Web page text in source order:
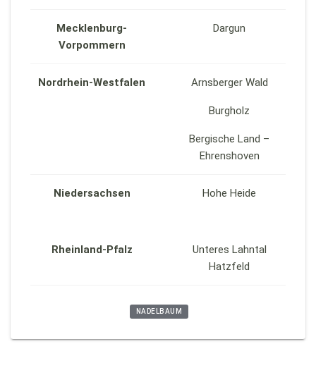
Mecklenburg-
Vorpommern
Dargun
Nordrhein-Westfalen Arnsberger Wald
Burgholz
Bergische Land –
Ehrenshoven
Niedersachsen
Rheinland-Pfalz
Hohe Heide
Unteres Lahntal
Hatzfeld
NADELBAUM